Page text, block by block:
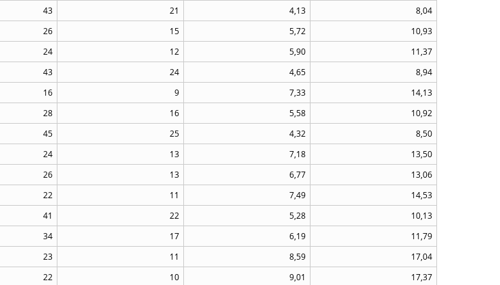
43 21 4,13
8,04
26 15 5,72
10,93
24 12 5,90
11,37
43 24 4,65
8,94
16 9 7,33
14,13
28 16 5,58
10,92
45 25 4,32
8,50
24 13 7,18
13,50
26 13 6,77
13,06
22 11 7,49
14,53
41 22 5,28
10,13
34 17 6,19
11,79
23 11 8,59
17,04
22 10 9,01
17,37